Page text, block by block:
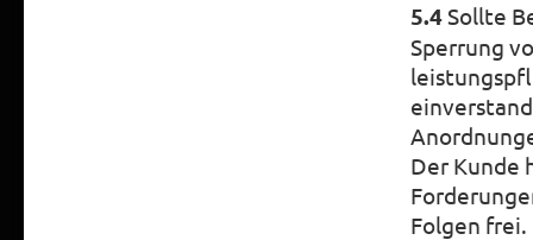
5.4Sollte
Sperrung
Der Kunde
Folgen frei.